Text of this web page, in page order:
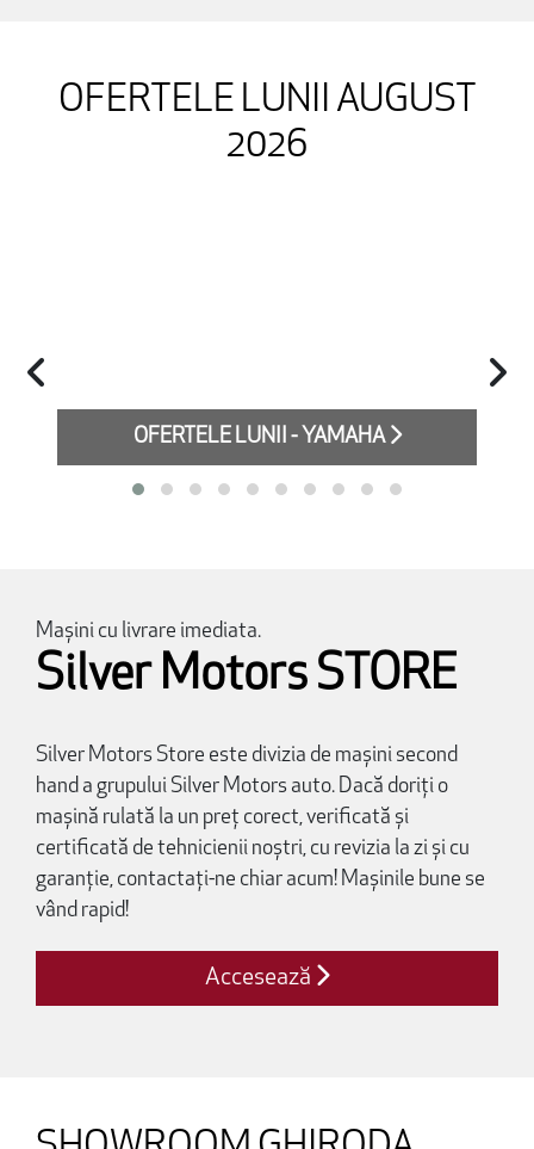
OFERTELE LUNII AUGUST
2026
OFERTELE LUNII - YAMAHA
Mașini cu livrare imediata.
Silver Motors STORE
Silver Motors Store este divizia de mașini second
hand a grupului Silver Motors auto. Dacă doriți o
mașină rulată la un preț corect, verificată și
certificată de tehnicienii noștri, cu revizia la zi și cu
garanție, contactați-ne chiar acum! Mașinile bune se
vând rapid!
Accesează